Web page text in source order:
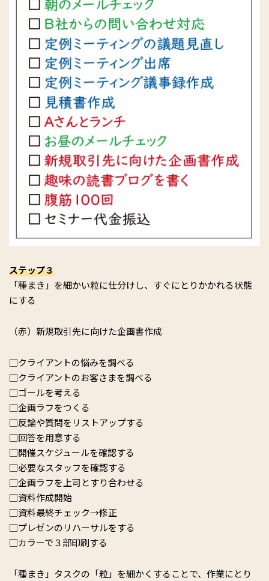
ステップ３
「種まき」を細かい粒に仕分けし、すぐにとりかかれる状態
にする
（赤）新規取引先に向けた企画書作成
□クライアントの悩みを調べる
□クライアントのお客さまを調べる
□ゴールを考える
□企画ラフをつくる
□反論や質問をリストアップする
□回答を用意する
□開催スケジュールを確認する
□必要なスタッフを確認する
□企画ラフを上司とすり合わせる
□資料作成開始
□資料最終チェック→修正
□プレゼンのリハーサルをする
□カラーで３部印刷する
「種まき」タスクの「粒」を細かくすることで、作業にとり